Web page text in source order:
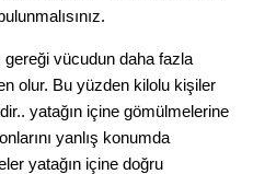
gereği vücudun daha fazla
olur. Bu yüzden kilolu kişiler
yatağın içine gömülmelerine
yanlış konumda
yatağın içine doğru